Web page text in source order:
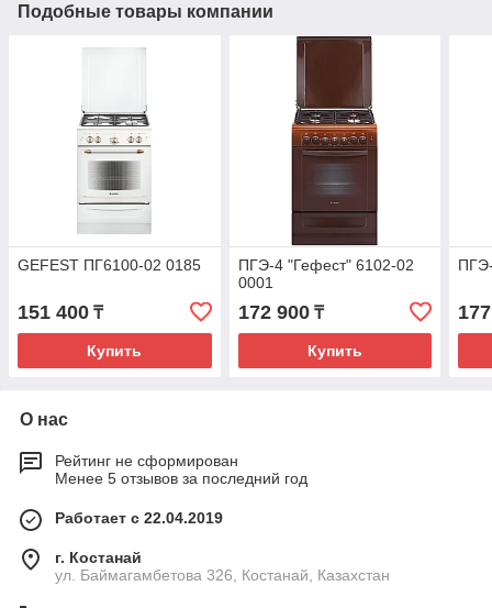
Подобные товары компании
GEFEST ПГ6100-02 0185
151 400 ₸
Купить
ПГЭ-4 "Гефест" 6102-02
0001
172 900₸
Купить
О нас
Рейтинг не сформирован
Менее 5 отзывов за последний год
Работает с 22.04.2019
г. Костанай
ул. Баймагамбетова 326, Костанай, Казахстан